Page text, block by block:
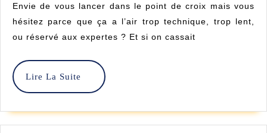
Tableau
Au
:
Envie de vous lancer dans le point de croix mais vous
hésitez parce que ça a l’air trop technique, trop lent,
ou réservé aux expertes ? Et si on cassait
Lire La Suite
Lire
La